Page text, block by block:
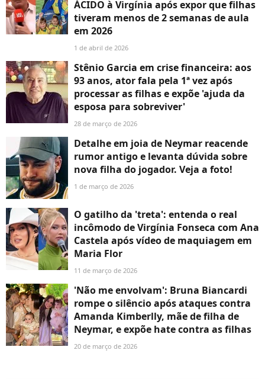
ÁCIDO à Virgínia após expor que filhas
tiveram menos de 2 semanas de aula
em 2026
1 de abril de 2026
Stênio Garcia em crise financeira: aos
93 anos, ator fala pela 1ª vez após
processar as filhas e expõe 'ajuda da
esposa para sobreviver'
28 de março de 2026
Detalhe em joia de Neymar reacende
rumor antigo e levanta dúvida sobre
nova filha do jogador. Veja a foto!
1 de março de 2026
O gatilho da 'treta': entenda o real
incômodo de Virgínia Fonseca com Ana
Castela após vídeo de maquiagem em
Maria Flor
11 de março de 2026
'Não me envolvam': Bruna Biancardi
rompe o silêncio após ataques contra
Amanda Kimberlly, mãe de filha de
Neymar, e expõe hate contra as filhas
20 de março de 2026